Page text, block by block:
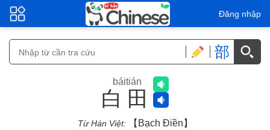
Đăng nhập
部
白田
báitián
Từ Hán Việt:【bạch Điền】